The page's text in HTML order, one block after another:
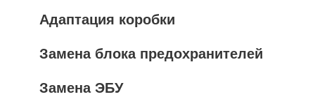
Адаптация коробки
Замена блока предохранителей
Замена ЭБУ